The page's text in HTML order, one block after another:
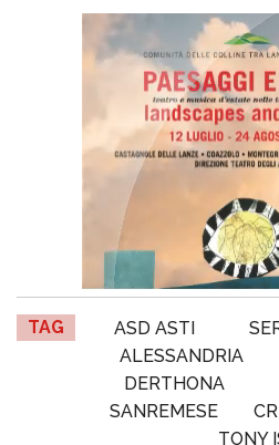
TAG ASD ASTI
ALESSANDRIA
DERTHONA
SANREMESE
TONY